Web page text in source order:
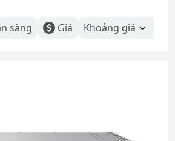
sàng Giá Khoảng giá